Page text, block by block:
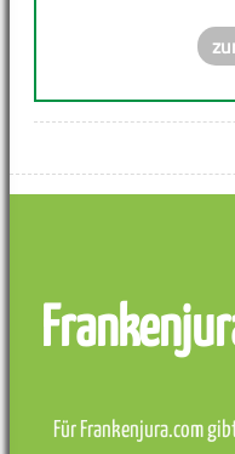
Für Frankenjura.com